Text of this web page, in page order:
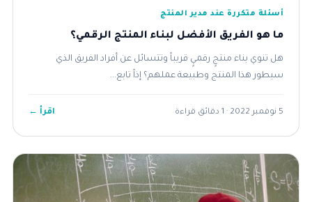
أسئلة متكررة عند مدير المنتج
ما هو الفريق الأفضل لبناء المنتج الرقمي؟
هل تنوي بناء منتجٍ رقميٍ قريباً وتتسائل عن أفراد الفريق الذي
سيطور هذا المنتج وطبيعة عملهم؟ إذاً تابع...
5 نوفمبر 2022 · 1 دقائق قراءة اقرأ ←